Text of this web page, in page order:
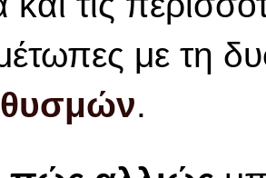
με τη
.